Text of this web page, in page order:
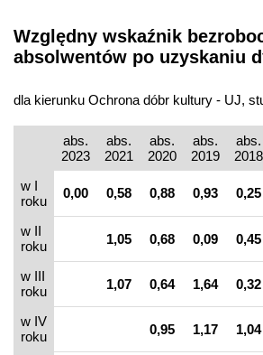
Względny wskaźnik
absolwentów po uzyskaniu
dla kierunku Ochrona dóbr kultury - UJ,
abs.
2023
abs.
2021
abs.
2020
abs.
2019
abs.
2018
w I
roku
0,00 0,58 0,88 0,93 0,25
w II
roku
1,05 0,68 0,09 0,45
w III
roku
1,07 0,64 1,64 0,32
w IV
roku
0,95 1,17 1,04